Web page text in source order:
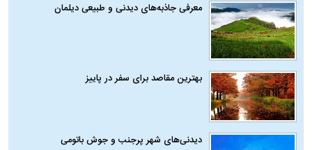
معرفی جاذبه‌های دیدنی و طبیعی دیلمان
بهترین مقاصد برای سفر در پاییز
دیدنی‌های شهر پرجنب و جوش باتومی